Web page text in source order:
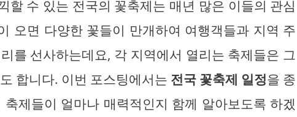
할 수 있는 전국의 꽃축제는 매년 많은 이들의 관심
오면 다양한 꽃들이 만개하여 여행객들과 지역 주
를 선사하는데요, 각 지역에서 열리는 축제들은 그
합니다. 이번 포스팅에서는 전국 꽃축제 일정을 종
제들이 얼마나 매력적인지 함께 알아보도록 하겠